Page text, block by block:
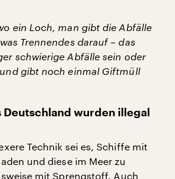
ein Loch, man gibt die Abfälle
Trennendes darauf – das
schwierige Abfälle sein oder
gibt noch einmal Giftmüll
Deutschland wurden illegal
Technik sei es, Schiffe mit
und diese im Meer zu
mit Sprengstoff. Auch